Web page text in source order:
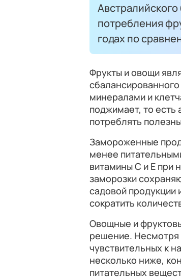
потребления
годах по
Фрукты и овощи
минералами и
поджимает, то
потреблять
Замороженные
менее
витамины С и Е при
заморозки
садовой продукции
сократить
Овощные и
решение. Несмотря
чувствительных к
несколько ниже,
питательных